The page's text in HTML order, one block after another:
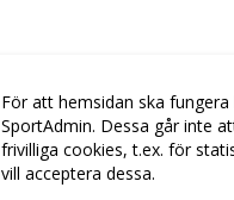
För att hemsidan ska
SportAdmin. Dessa går inte
frivilliga cookies, t.ex. för
vill acceptera dessa.